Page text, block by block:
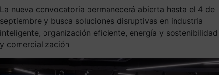
La nueva convocatoria permanecerá abierta hasta el 4 de
septiembre y busca soluciones disruptivas en industria
inteligente, organización eficiente, energía y sostenibilidad
y comercialización